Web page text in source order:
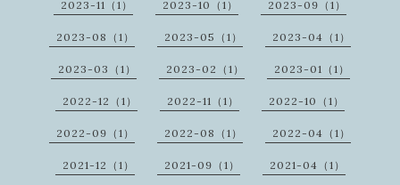
2023-11（1） 2023-10（1） 2023-09（1）
2023-08（1） 2023-05（1） 2023-04（1）
2023-03（1） 2023-02（1） 2023-01（1）
2022-12（1） 2022-11（1） 2022-10（1）
2022-09（1） 2022-08（1） 2022-04（1）
2021-12（1） 2021-09（1） 2021-04（1）